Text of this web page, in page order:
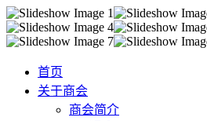
首页
关于商会
商会简介